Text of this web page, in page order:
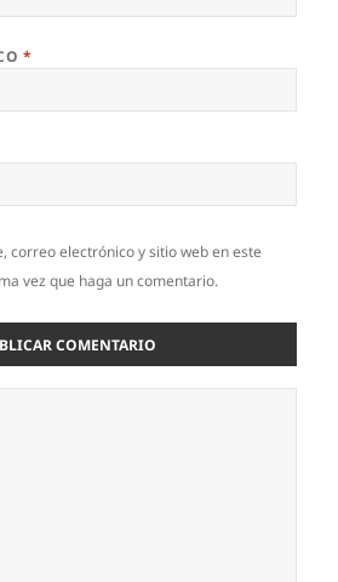
*
correo electrónico y sitio web en este
vez que haga un comentario.